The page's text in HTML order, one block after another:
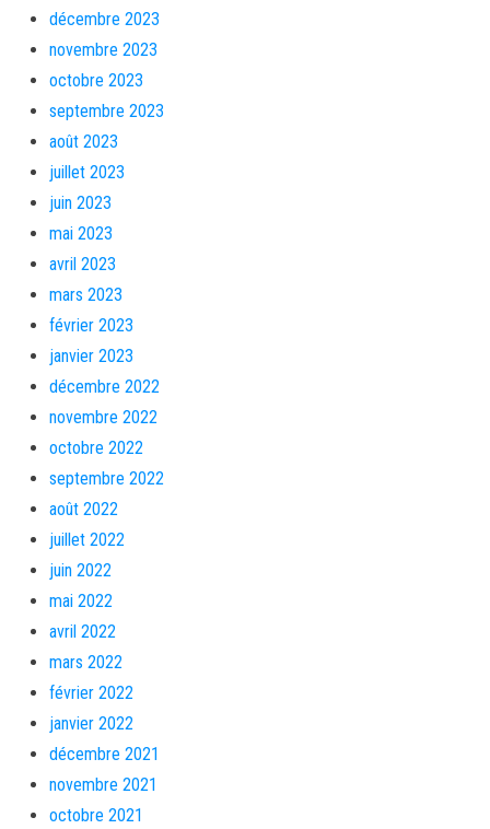
décembre 2023
novembre 2023
octobre 2023
septembre 2023
août 2023
juillet 2023
juin 2023
mai 2023
avril 2023
mars 2023
février 2023
janvier 2023
décembre 2022
novembre 2022
octobre 2022
septembre 2022
août 2022
juillet 2022
juin 2022
mai 2022
avril 2022
mars 2022
février 2022
janvier 2022
décembre 2021
novembre 2021
octobre 2021